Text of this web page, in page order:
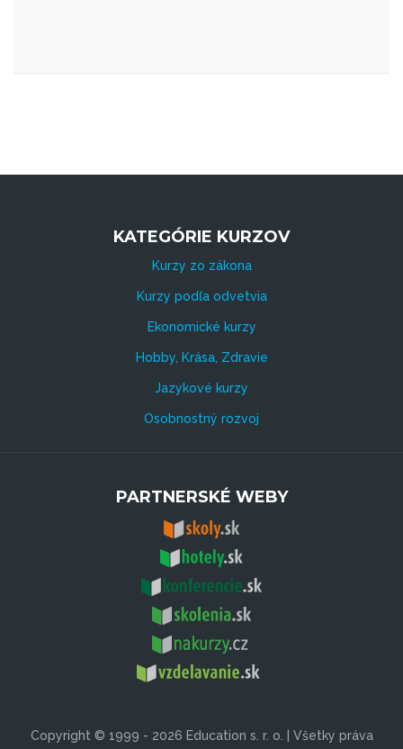
KATEGÓRIE KURZOV
Kurzy zo zákona
Kurzy podľa odvetvia
Ekonomické kurzy
Hobby, Krása, Zdravie
Jazykové kurzy
Osobnostný rozvoj
PARTNERSKÉ WEBY
Copyright © 1999 - 2026 Education s. r. o. | Všetky práva